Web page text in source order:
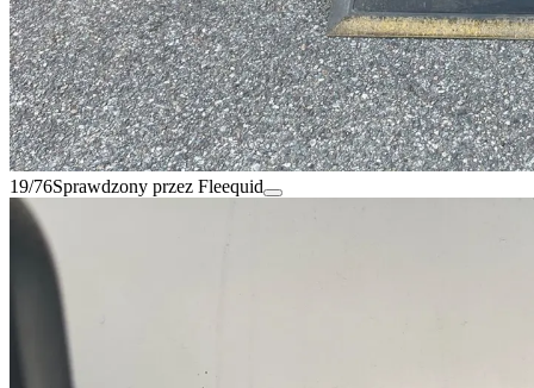
19/76Sprawdzony przez Fleequid